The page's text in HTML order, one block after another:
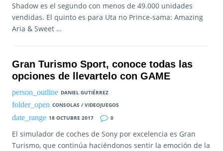
Shadow es el segundo con menos de 49.000 unidades
vendidas. El quinto es para Uta no Prince-sama: Amazing
Aria & Sweet …
Gran Turismo Sport, conoce todas las
opciones de llevartelo con GAME
DANIEL GUTIÉRREZ
CONSOLAS / VIDEOJUEGOS
18 OCTUBRE 2017
0
El simulador de coches de Sony por excelencia es Gran
Turismo, que continúa haciéndonos sentir la emoción de la